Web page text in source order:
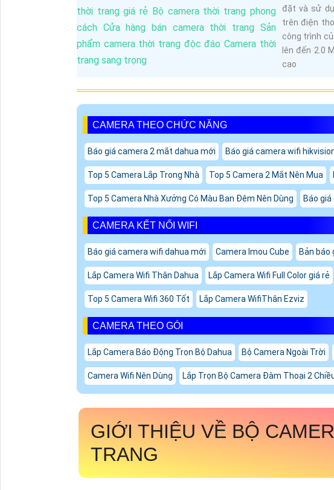
đặt và sử
trên điện
công trình
lên đến 2.0
cao
CAMERA THEO CHỨC NĂNG
Báo giá camera 2 mắt dahua mới Báo giá camera wifi
Top 5 Camera Lắp Trong Nhà Top 5 Camera 2 Mắt Nên Mua
Top 5 Camera Nhà Xưởng Có Màu Ban Đêm Nên Dùng Báo
CAMERA KẾT NỐI WIFI
Báo giá camera wifi dahua mới Camera Imou Cube Bản báo
Lắp Camera Wifi Thân Dahua Lắp Camera Wifi Full Color giá rẻ
Top 5 Camera Wifi 360 Tốt Lắp Camera WifiThân Ezviz
CAMERA THEO GÓI
Lắp Camera Báo Động Trọn Bộ Dahua Bộ Camera Ngoài Trời
Camera Wifi Nên Dùng Lắp Trọn Bộ Camera Đàm Thoại 2
GIỚI THIỆU VỀ BỘ
TRANG